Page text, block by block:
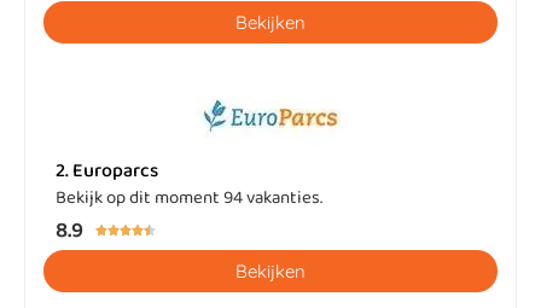
Bekijken
2. Europarcs
Bekijk op dit moment 94 vakanties.
8.9 
Bekijken